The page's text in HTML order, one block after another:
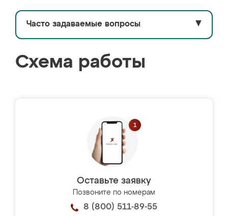
Часто задаваемые вопросы ▼
Схема работы
Оставьте заявку
Позвоните по номерам
8 (800) 511-89-55